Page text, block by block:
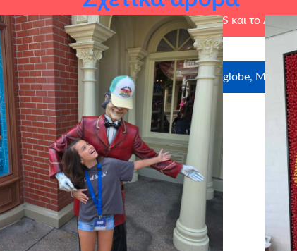
Αντωνόπουλο, τον Όμιλο Εταιρειών SRS και το
θερμά τους χορηγούς σε είδος: Uniglobe,